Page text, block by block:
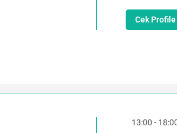
Cek Profile
13:00 -